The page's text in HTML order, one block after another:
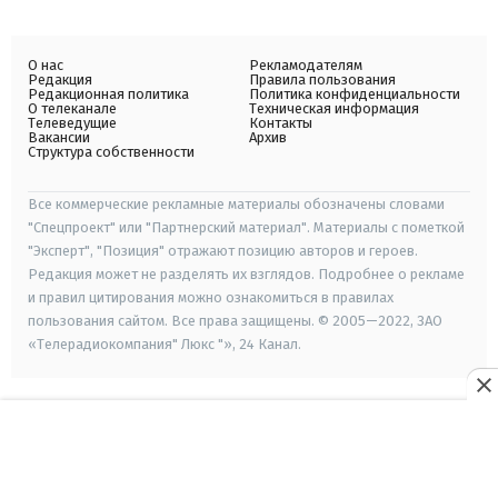
О нас
Редакция
Редакционная политика
О телеканале
Телеведущие
Вакансии
Структура собственности
Рекламодателям
Правила пользования
Политика конфиденциальности
Техническая информация
Контакты
Архив
Все коммерческие рекламные материалы обозначены словами
"Спецпроект" или "Партнерский материал". Материалы с пометкой
"Эксперт", "Позиция" отражают позицию авторов и героев.
Редакция может не разделять их взглядов. Подробнее о рекламе
и правил цитирования можно ознакомиться в правилах
пользования сайтом. Все права защищены. © 2005—2022, ЗАО
«Телерадиокомпания" Люкс "», 24 Канал.